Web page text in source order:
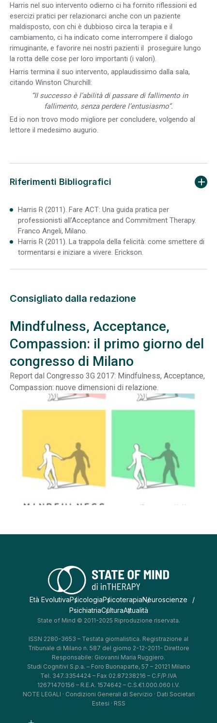
Harris nel suo intervento odierno ci ha fornito riflessioni ed
esercizi pratici per relazionarci anche con un paziente
maldisposto, con chi è dubbioso circa la terapia e il
cambiamento, ci ha indicato come interrompere il dialogo
rimuginante, e favorire nei nostri pazienti il proseguire lungo
la rotta delle cose per loro importanti (i valori).
Harris termina il suo intervento, applaudissimo dalla sala,
citando Winston Churchill:
“Il successo è l’abilità di passare di fallimento in
fallimento, senza perdere l’entusiasmo”.
Ed io non trovo modo migliore per concludere, volgendo al
lettore il medesimo augurio.
Riferimenti Bibliografici
Harris R (2011). Fare ACT: Una guida pratica per
professionisti all’Acceptance and Commitment Therapy.
Franco Angeli, Milano.
Harris R (2011). La trappola della felicità: come smettere di
tormentarsi e iniziare a vivere. Erickson.
Consigliato dalla redazione
Mindfulness, Acceptance,
Compassion: il primo giorno del
congresso di Milano
Report dal Congresso 3G 2017: Mindfulness, Acceptance,
Compassion: nuove dimensioni di relazione.
Età EvolutivaPsicologiaPsicoterapiaNeuroscienze
PsichiatriaCulturaAttualità
State of Mind © 2011-2025 Riproduzione riservata.
ISSN 2280-3653 – Testata giornalistica. Registrazione al
Tribunale di Milano n. 587 del giorno 2-12-2011- Direttore
Responsabile: Giovanni Maria Ruggiero.
Studi Cognitivi S.p.a. – Foro Buonaparte, 57 – 20121 Milano
Tel. 347.3354424 – Fax 02.87238216 – C.F/P.IVA
12671470156 – R.E.A. 1574642 – C.S.€1.000.060 I.V.
NOTE LEGALI · Condizioni Generali di Servizio · Dati Societari
Estesi · RSS